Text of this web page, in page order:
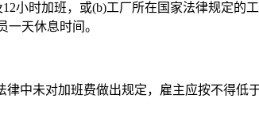
时加班，或(b)工厂所在国家法律规定的
天休息时间。
未对加班费做出规定，雇主应按不得低